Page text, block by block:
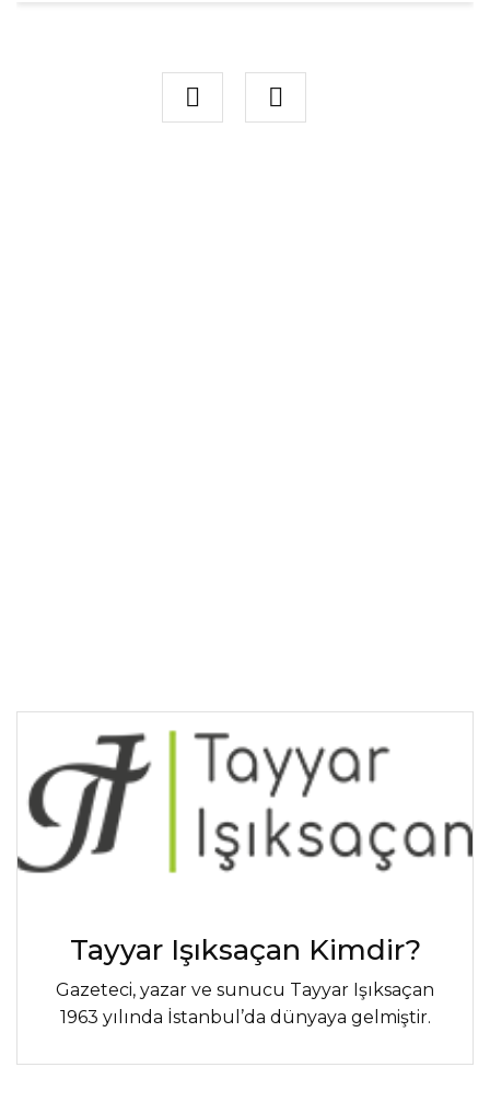
Tayyar Işıksaçan Kimdir?
Gazeteci, yazar ve sunucu Tayyar Işıksaçan
1963 yılında İstanbul’da dünyaya gelmiştir.